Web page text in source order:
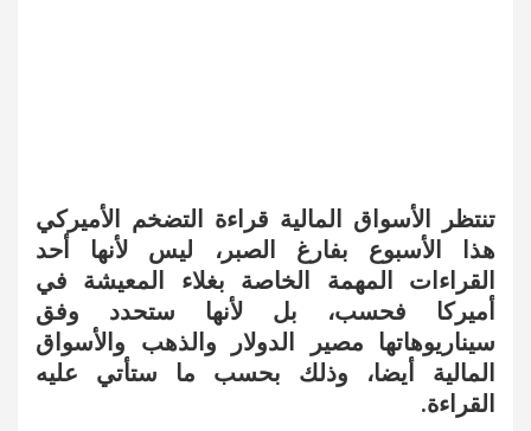
تنتظر الأسواق المالية قراءة التضخم الأميركي
هذا الأسبوع بفارغ الصبر، ليس لأنها أحد
القراءات المهمة الخاصة بغلاء المعيشة في
أميركا فحسب، بل لأنها ستحدد وفق
سيناريوهاتها مصير الدولار والذهب والأسواق
المالية أيضا، وذلك بحسب ما ستأتي عليه
القراءة.